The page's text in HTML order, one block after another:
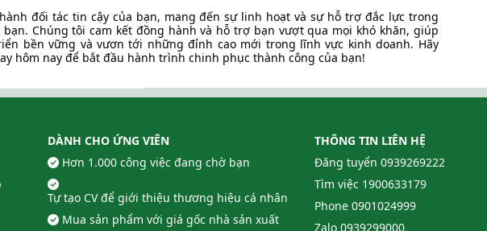
đối tác tin cậy của bạn, mang đến sự linh hoạt và sự hỗ trợ đắc lực trong
Chúng tôi cam kết đồng hành và hỗ trợ bạn vượt qua mọi khó khăn, giúp
bền vững và vươn tới những đỉnh cao mới trong lĩnh vực kinh doanh. Hãy
hôm nay để bắt đầu hành trình chinh phục thành công của bạn!
DÀNH CHO ỨNG VIÊN
Hơn 1.000 công việc đang chờ bạn
Tự tạo CV để giới thiệu thương hiệu cá nhân
Mua sản phẩm với giá gốc nhà sản xuất
THÔNG TIN LIÊN HỆ
Đăng tuyển 0939269222
Tìm việc 1900633179
Phone 0901024999
Zalo 0939299000